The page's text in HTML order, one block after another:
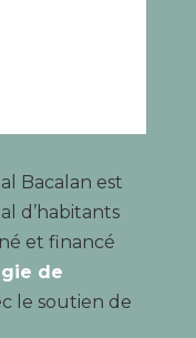
Bacalan est
d’habitants
et financé
de
le soutien de